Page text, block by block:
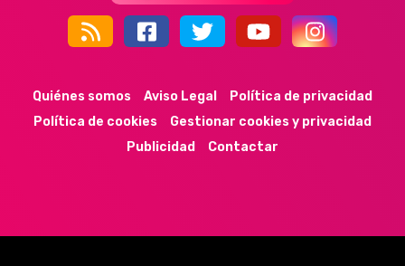
44k 9k 35k 352
Quiénes somos Aviso Legal
Política de privacidad
Política de cookies
Gestionar cookies y privacidad
Publicidad
Contactar